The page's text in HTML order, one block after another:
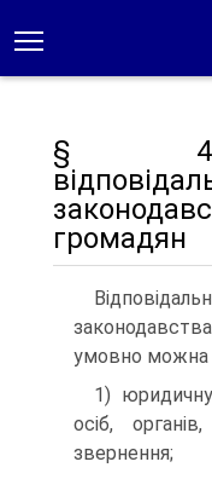
§ 4.
громадян
умовно можна
1) юридичну
осіб,
звернення;